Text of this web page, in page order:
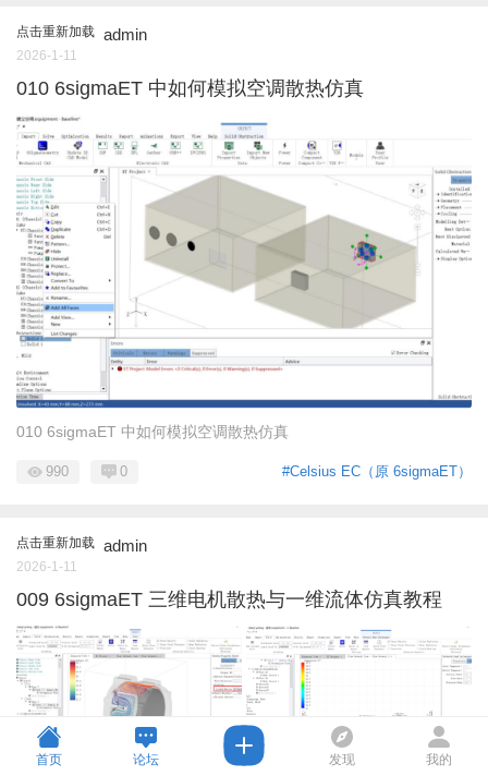
点击重新加载 admin
2026-1-11
010 6sigmaET 中如何模拟空调散热仿真
010 6sigmaET 中如何模拟空调散热仿真
#Celsius EC（原 6sigmaET）
990 0
点击重新加载 admin
2026-1-11
009 6sigmaET 三维电机散热与一维流体仿真教程
首页 论坛 发现 我的